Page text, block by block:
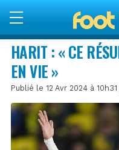
HARIT : « CE
EN VIE »
Publié le 12 Avr 2024 à